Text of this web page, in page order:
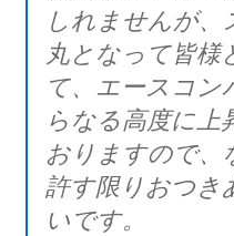
しれませんが
丸となって皆様
て、エースコン
らなる高度に上
おりますので、
許す限りおつき
いです。